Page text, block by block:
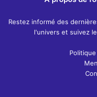
Restez informé des
l'univers et suivez